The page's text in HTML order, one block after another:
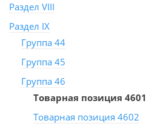
Раздел VIII
Раздел IX
Группа 44
Группа 45
Группа 46
Товарная позиция 4601
Товарная позиция 4602